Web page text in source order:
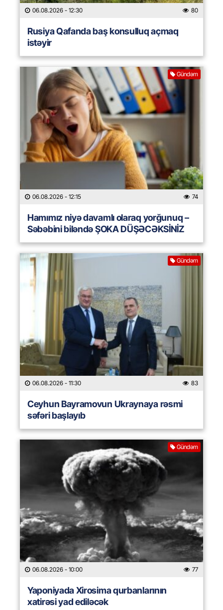
06.08.2026 - 12:30 80
Rusiya Qafanda baş konsulluq açmaq
istəyir
Gündəm
06.08.2026 - 12:15 74
Hamımız niyə davamlı olaraq yorğunuq –
Səbəbini biləndə ŞOKA DÜŞƏCƏKSİNİZ
Gündəm
06.08.2026 - 11:30 83
Ceyhun Bayramovun Ukraynaya rəsmi
səfəri başlayıb
Gündəm
06.08.2026 - 10:00 77
Yaponiyada Xirosima qurbanlarının
xatirəsi yad ediləcək